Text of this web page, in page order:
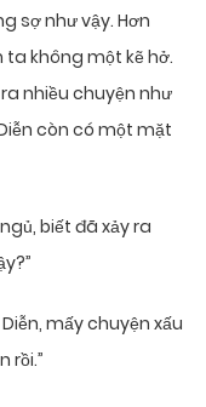
sợ như vậy. Hơn
ta không một kẽ hở.
nhiều chuyện như
còn có một mặt
biết đã xảy ra
mấy chuyện xấu
rồi.”